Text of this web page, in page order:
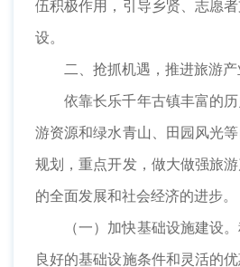
伍积极作用，引导乡贤、志愿
设。
二、抢抓机遇，推进旅游产
依靠长乐千年古镇丰富的
游资源和绿水青山、田园风光
规划，重点开发，做大做强旅
的全面发展和社会经济的进步。
（一）加快基础设施建设
良好的基础设施条件和灵活的